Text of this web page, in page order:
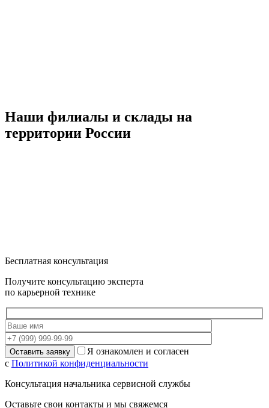
Наши филиалы и склады на
территории России
Бесплатная консультация
Получите консультацию эксперта
по карьерной технике
Я ознакомлен и согласен
с Политикой конфиденциальности
Консультация начальника сервисной службы
Оставьте свои контакты и мы свяжемся